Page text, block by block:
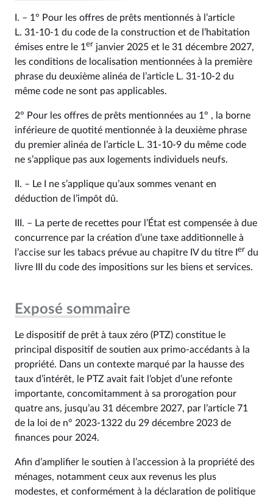
I. – 1° Pour les offres de prêts mentionnés à l’article
L. 31‑10‑1 du code de la construction et de l’habitation
émises entre le 1 er janvier 2025 et le 31 décembre 2027,
les conditions de localisation mentionnées à la première
phrase du deuxième alinéa de l’article L. 31‑10‑2 du
même code ne sont pas applicables.
2° Pour les offres de prêts mentionnées au 1° , la borne
inférieure de quotité mentionnée à la deuxième phrase
du premier alinéa de l’article L. 31‑10‑9 du même code
ne s’applique pas aux logements individuels neufs.
II. – Le I ne s’applique qu’aux sommes venant en
déduction de l’impôt dû.
III. – La perte de recettes pour l’État est compensée à due
concurrence par la création d’une taxe additionnelle à
l’accise sur les tabacs prévue au chapitre IV du titre I er du
livre III du code des impositions sur les biens et services.
Exposé sommaire
Le dispositif de prêt à taux zéro (PTZ) constitue le
principal dispositif de soutien aux primo-accédants à la
propriété. Dans un contexte marqué par la hausse des
taux d’intérêt, le PTZ avait fait l’objet d’une refonte
importante, concomitamment à sa prorogation pour
quatre ans, jusqu’au 31 décembre 2027, par l’article 71
de la loi de n° 2023-1322 du 29 décembre 2023 de
finances pour 2024.
Afin d’amplifier le soutien à l’accession à la propriété des
ménages, notamment ceux aux revenus les plus
modestes, et conformément à la déclaration de politique